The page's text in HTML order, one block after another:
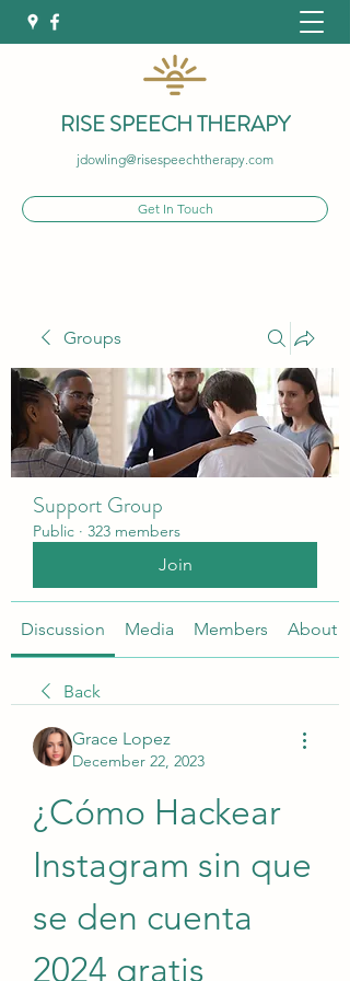
RISE SPEECH THERAPY
jdowling@risespeechtherapy.com
Get In Touch
Groups
Support Group
Public · 323 members
Join
Discussion Media Members About
Back
Grace Lopez
December 22, 2023
¿Cómo Hackear
Instagram sin que
se den cuenta
2024 gratis